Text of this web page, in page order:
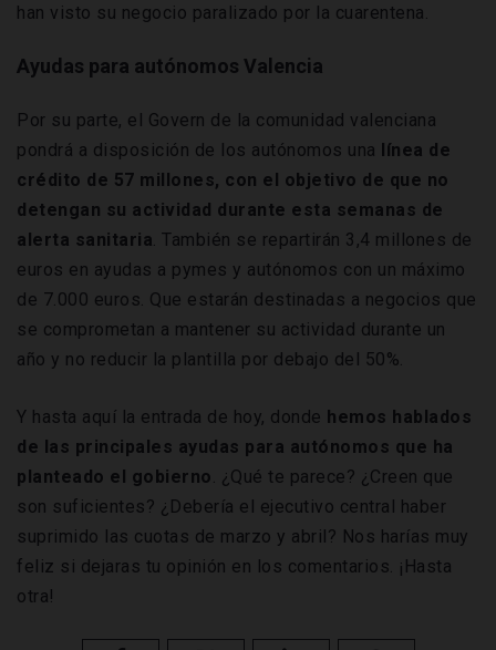
han visto su negocio paralizado por la cuarentena.
Ayudas para autónomos Valencia
Por su parte, el Govern de la comunidad valenciana
pondrá a disposición de los autónomos una línea de
crédito de 57 millones, con el objetivo de que no
detengan su actividad durante esta semanas de
alerta sanitaria. También se repartirán 3,4 millones de
euros en ayudas a pymes y autónomos con un máximo
de 7.000 euros. Que estarán destinadas a negocios que
se comprometan a mantener su actividad durante un
año y no reducir la plantilla por debajo del 50%.
Y hasta aquí la entrada de hoy, donde hemos hablados
de las principales ayudas para autónomos que ha
planteado el gobierno. ¿Qué te parece? ¿Creen que
son suficientes? ¿Debería el ejecutivo central haber
suprimido las cuotas de marzo y abril? Nos harías muy
feliz si dejaras tu opinión en los comentarios. ¡Hasta
otra!